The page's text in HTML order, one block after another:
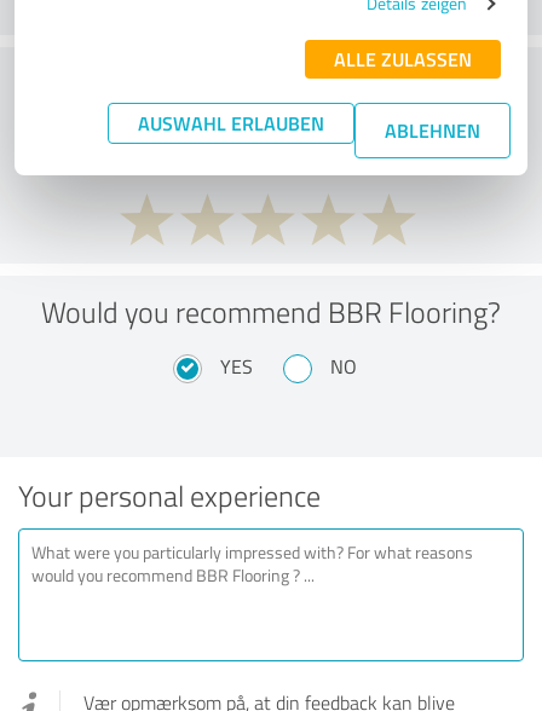
ALLE ZULASSEN
AUSWAHL ERLAUBEN ABLEHNEN
What do you think of the price to
performance ratio?
Would you recommend BBR Flooring?
YES NO
Your personal experience
Vær opmærksom på, at din feedback kan blive